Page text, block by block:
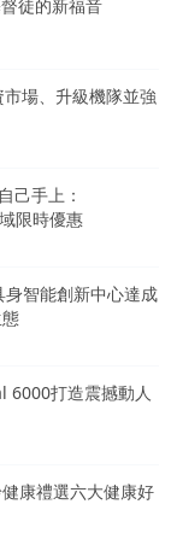
徒的新福音
場、升級機隊並強
己手上：
限時優惠
智能創新中心達成
打造震撼動人
康禮選六大健康好